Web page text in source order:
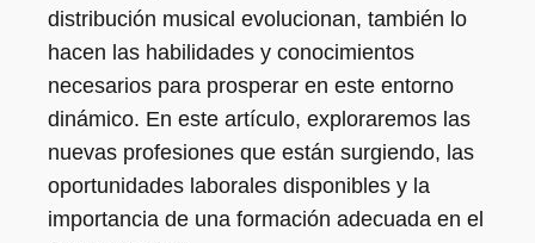
distribución musical evolucionan, también lo
hacen las habilidades y conocimientos
necesarios para prosperar en este entorno
dinámico. En este artículo, exploraremos las
nuevas profesiones que están surgiendo, las
oportunidades laborales disponibles y la
importancia de una formación adecuada en el